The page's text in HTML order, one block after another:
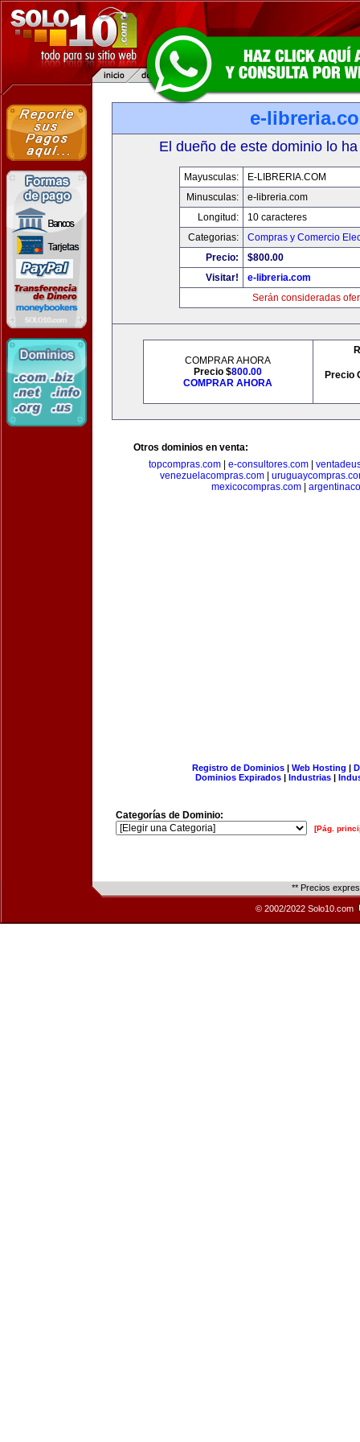
e-
El dueño de este dominio lo
Mayusculas:
E-LIBRERIA.COM
Minusculas:
e-libreria.com
Longitud:
10 caracteres
Categorias:
Compras y Comercio
Precio:
$800.00
Visitar!
e-libreria.com
Serán consideradas
COMPRAR AHORA
Precio $800.00
COMPRAR AHORA
Precio
Otros dominios en venta:
topcompras.com
e-consultores.com
venezuelacompras.com|
mexicocompras.com
Registro de Dominios| Web Hosting |
Dominios Expirados | Industrias |
Categorías de Dominio:
[Pág.
** Precios
© 2002/2022 Solo10.com